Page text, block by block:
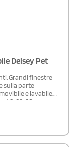
Delsey Pet
Grandi finestre
sulla parte
e lavabile,
48x39x30.